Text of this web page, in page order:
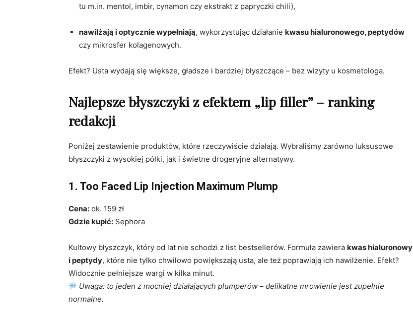
tu m.in. mentol, imbir, cynamon czy ekstrakt z papryczki chili),
nawilżają i optycznie wypełniają, wykorzystując działanie kwasu hialuronowego, peptydów
czy mikrosfer kolagenowych.
Efekt? Usta wydają się większe, gładsze i bardziej błyszczące – bez wizyty u kosmetologa.
Najlepsze błyszczyki z efektem „lip filler” – ranking
redakcji
Poniżej zestawienie produktów, które rzeczywiście działają. Wybraliśmy zarówno luksusowe
błyszczyki z wysokiej półki, jak i świetne drogeryjne alternatywy.
1. Too Faced Lip Injection Maximum Plump
Cena: ok. 159 zł
Gdzie kupić: Sephora
Kultowy błyszczyk, który od lat nie schodzi z list bestsellerów. Formuła zawiera kwas hialuronowy
i peptydy, które nie tylko chwilowo powiększają usta, ale też poprawiają ich nawilżenie. Efekt?
Widocznie pełniejsze wargi w kilka minut.
Uwaga: to jeden z mocniej działających plumperów – delikatne mrowienie jest zupełnie
normalne.